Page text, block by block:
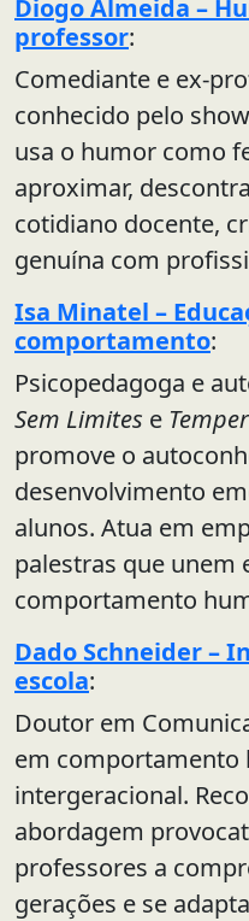
Diogo Almeida –
professor:
Comediante e ex-
conhecido pelo
usa o humor como
aproximar,
cotidiano docente,
genuína com
Isa Minatel –
comportamento:
Psicopedagoga e
Sem Limites e
promove o
desenvolvimento
alunos. Atua em
palestras que unem
comportamento
Dado Schneider –
escola:
Doutor em
em comportamento
intergeracional.
abordagem
professores a
gerações e se